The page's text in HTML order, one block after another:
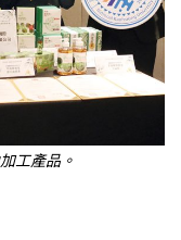
工產品。